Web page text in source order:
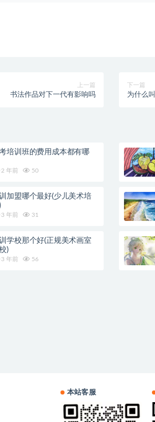
上一篇
书法作品对下一代有影响吗
下一篇
为什么
培训班的费用成本都有哪
2 年前 50
加盟哪个最好(少儿美术培
3 年前 31
学校那个好(正规美术画室
)
3 年前 56
本站客服